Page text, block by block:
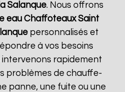
Salanque. Nous offrons
eau Chaffoteaux Saint
personnalisés et
à vos besoins
intervenons rapidement
problèmes de chauffe-
panne, une fuite ou une